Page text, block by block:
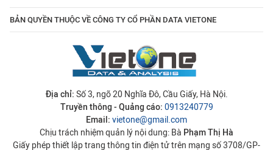
BẢN QUYỀN THUỘC VỀ CÔNG TY CỔ PHẦN DATA VIETONE
Địa chỉ: Số 3, ngõ 20 Nghĩa Đô, Cầu Giấy, Hà Nội.
Truyền thông - Quảng cáo: 0913240779
Email: vietone@gmail.com
Chịu trách nhiệm quản lý nội dung: Bà Phạm Thị Hà
Giấy phép thiết lập trang thông tin điện tử trên mạng số 3708/GP-